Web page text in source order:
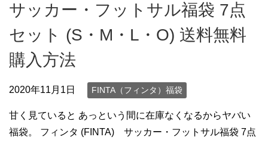
サッカー・フットサル福袋 7点
セット (S・M・L・O) 送料無料
購入方法
2020年11月1日 FINTA（フィンタ）福袋
甘く見ていると あっという間に在庫なくなるからヤバい
福袋。 フィンタ (FINTA) サッカー・フットサル福袋 7点